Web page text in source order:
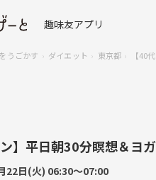
趣味友アプリ
うごかす ダイエット 東京都 【40
ン】平日朝30分瞑想＆ヨ
22日(火) 06:30〜07:00